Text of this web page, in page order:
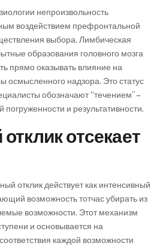
непроизвольность
воздействием префронтальной
выбора. Лимбическая
образования головного мозга
прямо оказывать влияние на
осмысленного надзора. Это статус
обозначают “течением” –
и результативности.
отсекает
отклик действует как интенсивный
возможность тотчас убирать из
возможности. Этот механизм
и основывается на
каждой возможности